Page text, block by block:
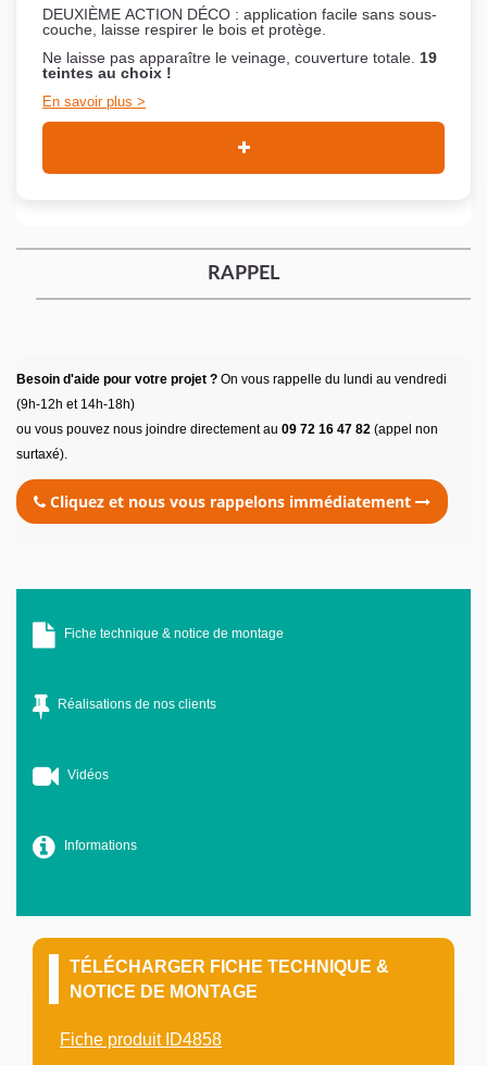
DEUXIÈME ACTION DÉCO : application facile sans sous-
couche, laisse respirer le bois et protège.
Ne laisse pas apparaître le veinage, couverture totale. 19
teintes au choix !
En savoir plus
RAPPEL
Besoin d'aide pour votre projet ? On vous rappelle du lundi au vendredi
(9h-12h et 14h-18h)
ou vous pouvez nous joindre directement au 09 72 16 47 82 (appel non
surtaxé).
Cliquez et nous vous rappelons immédiatement
Fiche technique & notice de montage
Réalisations de nos clients
Vidéos
Informations
TÉLÉCHARGER FICHE TECHNIQUE &
NOTICE DE MONTAGE
Fiche produit ID4858